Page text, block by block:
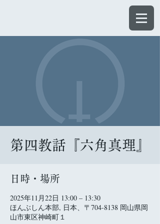
第四教話『六角真理』
日時・場所
2025年11月22日 13:00 – 13:30
ほんぶしん本部, 日本、〒704-8138 岡山県岡
山市東区神崎町１